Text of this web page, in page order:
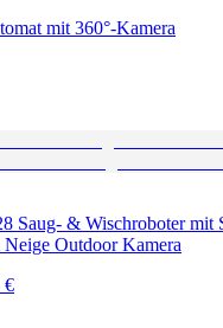
mit 360°-Kamera
Saug- & Wischroboter mit
Outdoor Kamera
€